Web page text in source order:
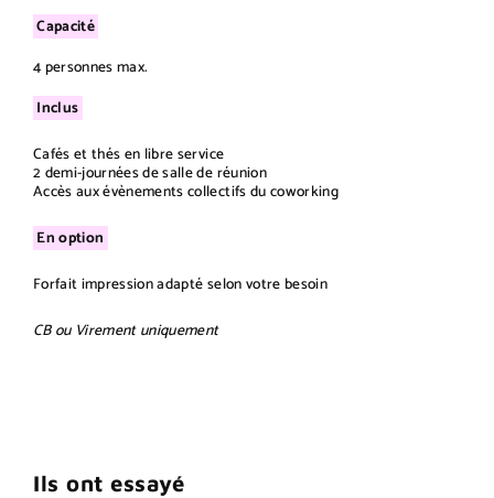
Capacité
4 personnes max.
Inclus
Cafés et thés en libre service
2 demi-journées de salle de réunion
Accès aux évènements collectifs du coworking
En option
Forfait impression adapté selon votre besoin
CB ou Virement uniquement
Ils ont essayé